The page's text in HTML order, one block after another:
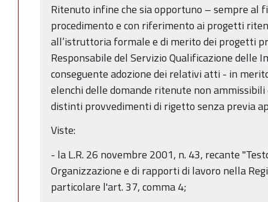
Ritenuto infine che sia opportuno – sempre al
procedimento e con riferimento ai progetti
all’istruttoria formale e di merito dei progetti
Responsabile del Servizio Qualificazione delle
conseguente adozione dei relativi atti - in
elenchi delle domande ritenute non
distinti provvedimenti di rigetto senza previa
Viste:
- la L.R. 26 novembre 2001, n. 43, recante
Organizzazione e di rapporti di lavoro nella
particolare l'art. 37, comma 4;